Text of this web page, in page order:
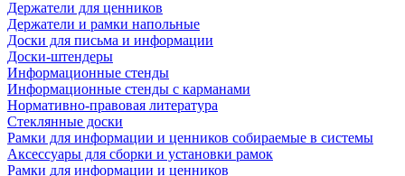
Держатели для ценников
Держатели и рамки напольные
Доски для письма и информации
Доски-штендеры
Информационные стенды
Информационные стенды с карманами
Нормативно-правовая литература
Стеклянные доски
Рамки для информации и ценников собираемые в системы
Аксессуары для сборки и установки рамок
Рамки для информации и ценников